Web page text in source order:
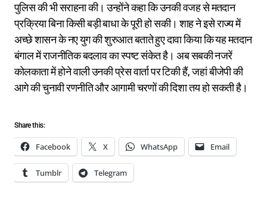
पुलिस की भी सराहना की। उन्होंने कहा कि उनकी वजह से मतदान
प्रक्रिया बिना किसी बड़ी बाधा के पूरी हो सकी। शाह ने इसे राज्य में
अच्छे शासन के नए युग की शुरुआत बताते हुए दावा किया कि यह मतदान
बंगाल में राजनीतिक बदलाव का स्पष्ट संकेत है। अब सबकी नजरें
कोलकाता में होने वाली उनकी प्रेस वार्ता पर टिकी हैं, जहां बीजेपी की
आगे की चुनावी रणनीति और आगामी चरणों की दिशा तय हो सकती है।
Share this:
Facebook X WhatsApp Email
Tumblr Telegram